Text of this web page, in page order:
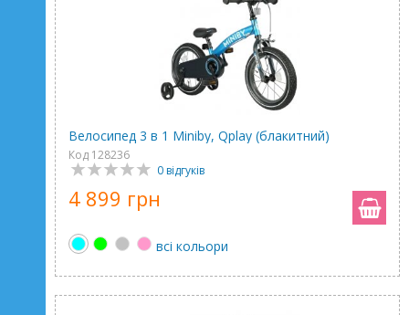
Велосипед 3 в 1 Miniby, Qplay (блакитний)
Код 128236
0 відгуків
4 899 грн
всі кольори